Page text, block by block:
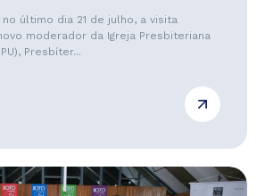
no último dia 21 de julho, a visita
moderador da Igreja Presbiteriana
Presbíter...